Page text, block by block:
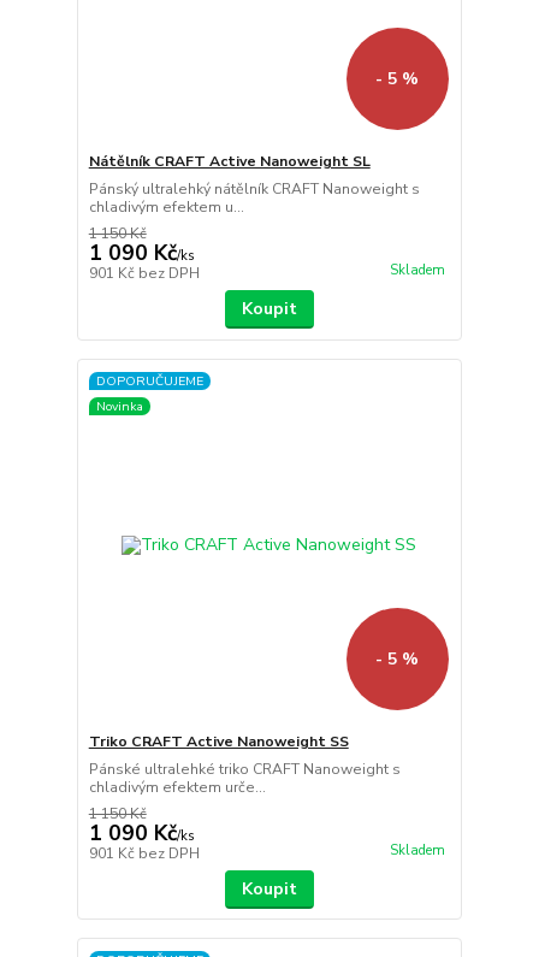
- 5 %
Nátělník CRAFT Active Nanoweight SL
Pánský ultralehký nátělník CRAFT Nanoweight s
chladivým efektem u...
1 150 Kč
1 090 Kč/ks
901 Kč bez DPH Skladem
Koupit
DOPORUČUJEME
Novinka
- 5 %
Triko CRAFT Active Nanoweight SS
Pánské ultralehké triko CRAFT Nanoweight s
chladivým efektem urče...
1 150 Kč
1 090 Kč/ks
901 Kč bez DPH Skladem
Koupit